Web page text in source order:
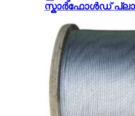
സ്കാർഫോൾഡ്